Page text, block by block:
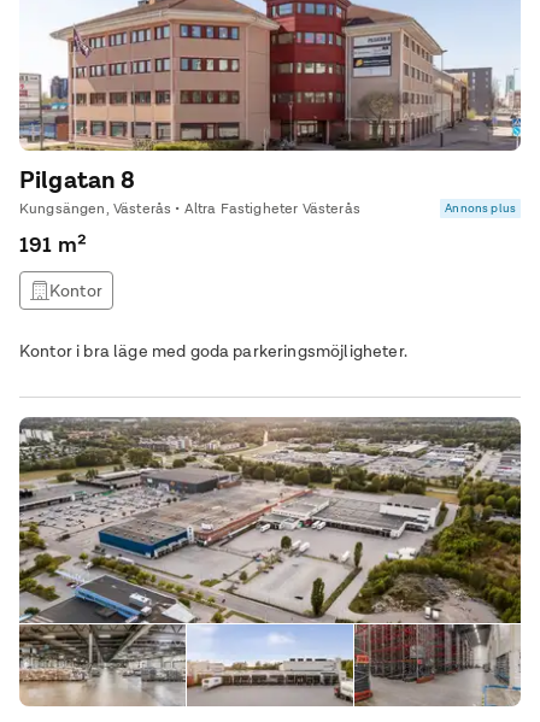
Pilgatan 8
Kungsängen, Västerås • Altra Fastigheter Västerås Annons plus
191 m²
Kontor
Kontor i bra läge med goda parkeringsmöjligheter.